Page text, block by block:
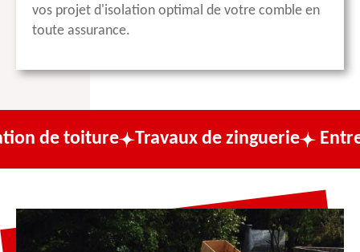
vos projet d'isolation optimal de votre comble en
toute assurance.
Travaux de zinguerie Entreprise de